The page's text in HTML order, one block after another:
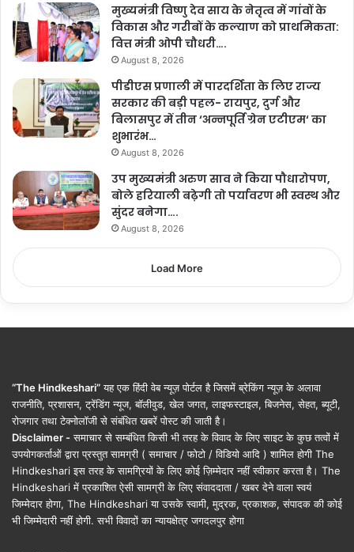
मुख्यमंत्री विष्णु देव साय के नेतृत्व में गांवों के
विकास और गरीबों के कल्याण को प्राथमिकता:
वित्त मंत्री ओपी चौधरी….
August 8, 2026
पीडीएस प्रणाली में पारदर्शिता के लिए राज्य
सरकार की बड़ी पहल- रायपुर, दुर्ग और
बिलासपुर में तीन ‘अन्नपूर्ति ग्रेन एटीएम‘ का
शुभारंभ…
August 8, 2026
उप मुख्यमंत्री अरुण साव ने किया पौधारोपण,
बोले हरियाली बढ़ेगी तो पर्यावरण भी स्वस्थ और
सुंदर बनेगा….
August 8, 2026
Load More
“The Hindkeshari”यह एक हिंदी वेब न्यूज़ पोर्टल है जिसमें ब्रेकिंग न्यूज़ के अलावा
राजनीति, प्रशासन, ट्रेंडिंग न्यूज, बॉलीवुड, खेल जगत, लाइफस्टाइल, बिजनेस, सेहत, ब्यूटी,
रोजगार तथा टेक्नोलॉजी से संबंधित खबरें पोस्ट की जाती है।
Disclaimer - समाचार से सम्बंधित किसी भी तरह के विवाद के लिए साइट के कुछ तत्वों में
उपयोगकर्ताओं द्वारा प्रस्तुत सामग्री ( समाचार / फोटो / विडियो आदि ) शामिल होगी The
Hindkeshari इस तरह के सामग्रियों के लिए कोई ज़िम्मेदार नहीं स्वीकार करता है। The
Hindkeshari में प्रकाशित ऐसी सामग्री के लिए संवाददाता / खबर देने वाला स्वयं
जिम्मेदार होगा, The Hindkeshari या उसके स्वामी, मुद्रक, प्रकाशक, संपादक की कोई
भी जिम्मेदारी नहीं होगी. सभी विवादों का न्यायक्षेत्र जगदलपुर होगा